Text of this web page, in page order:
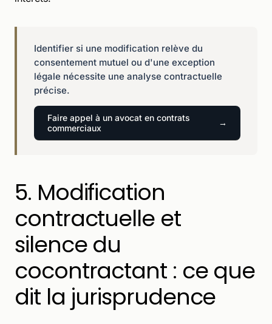
Identifier si une modification relève du
consentement mutuel ou d'une exception
légale nécessite une analyse contractuelle
précise.
Faire appel à un avocat en contrats
commerciaux
5. Modification
contractuelle et
silence du
cocontractant : ce que
dit la jurisprudence